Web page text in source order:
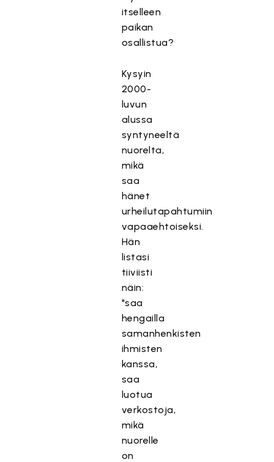
itselleen
paikan
osallistua?
Kysyin
2000-
luvun
alussa
syntyneeltä
nuorelta,
mikä
saa
hänet
urheilutapahtumiin
vapaaehtoiseksi.
Hän
listasi
tiiviisti
näin:
"saa
hengailla
samanhenkisten
ihmisten
kanssa,
saa
luotua
verkostoja,
mikä
nuorelle
on